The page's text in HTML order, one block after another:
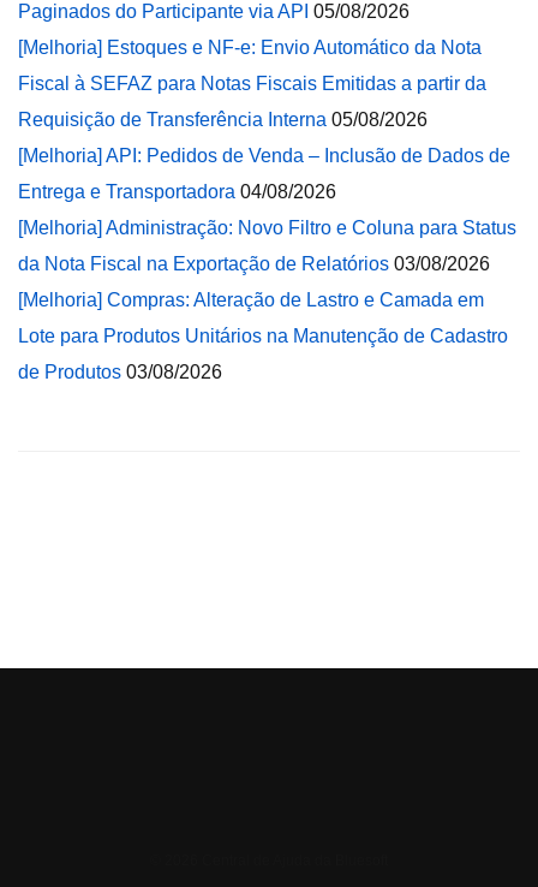
Paginados do Participante via API 05/08/2026
[Melhoria] Estoques e NF-e: Envio Automático da Nota
Fiscal à SEFAZ para Notas Fiscais Emitidas a partir da
Requisição de Transferência Interna 05/08/2026
[Melhoria] API: Pedidos de Venda – Inclusão de Dados de
Entrega e Transportadora 04/08/2026
[Melhoria] Administração: Novo Filtro e Coluna para Status
da Nota Fiscal na Exportação de Relatórios 03/08/2026
[Melhoria] Compras: Alteração de Lastro e Camada em
Lote para Produtos Unitários na Manutenção de Cadastro
de Produtos 03/08/2026